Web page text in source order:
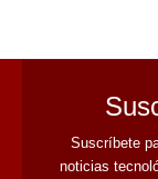
Suscríbete
noticias